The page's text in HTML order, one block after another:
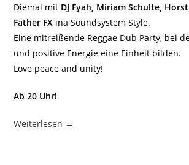
Diemal mit DJ Fyah, Miriam Schulte,
Father FX ina Soundsystem Style.
Eine mitreißende Reggae Dub Party, bei
und positive Energie eine Einheit bilden.
Love peace and unity!
Ab 20 Uhr!
Weiterlesen →